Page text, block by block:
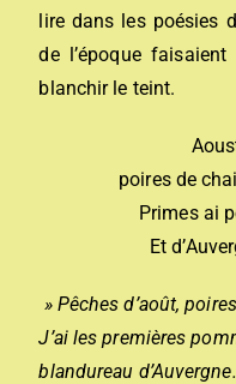
lire dans les poésies
de l’époque faisaient
blanchir le teint.
poires de
Primes ai
Et
» Pêches d’août,
J’ai les premières
blandureau